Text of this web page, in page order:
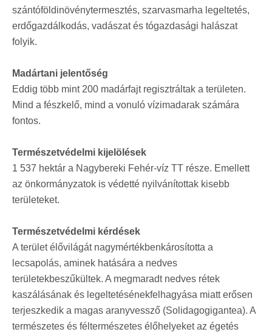
szántóföldinövénytermesztés, szarvasmarha legeltetés,
erdőgazdálkodás, vadászat és tógazdasági halászat
folyik.
Madártani jelentőség
Eddig több mint 200 madárfajt regisztráltak a területen.
Mind a fészkelő, mind a vonuló vízimadarak számára
fontos.
Természetvédelmi kijelölések
1 537 hektár a Nagybereki Fehér-víz TT része. Emellett
az önkormányzatok is védetté nyilvánítottak kisebb
területeket.
Természetvédelmi kérdések
A terület élővilágát nagymértékbenkárosította a
lecsapolás, aminek hatására a nedves
területekbeszűkültek. A megmaradt nedves rétek
kaszálásának és legeltetésénekfelhagyása miatt erősen
terjeszkedik a magas aranyvessző (Solidagogigantea). A
természetes és féltermészetes élőhelyeket az égetés